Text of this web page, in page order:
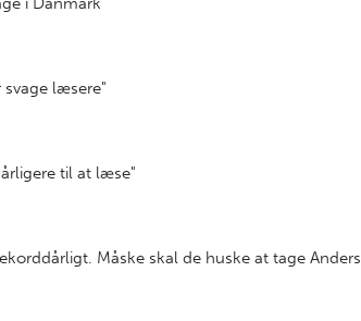
svage læsere"
til at læse"
Måske skal de huske at tage Anders